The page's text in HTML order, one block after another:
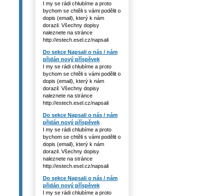
I my se rádi chlubíme a proto
bychom se chtěli s vámi podělit o
dopis (email), který k nám
dorazil. Všechny dopisy
naleznete na stránce
http://estech.esel.cz/napsali
Do sekce Napsali o nás / nám
přidán nový příspěvek
I my se rádi chlubíme a proto
bychom se chtěli s vámi podělit o
dopis (email), který k nám
dorazil. Všechny dopisy
naleznete na stránce
http://estech.esel.cz/napsali
Do sekce Napsali o nás / nám
přidán nový příspěvek
I my se rádi chlubíme a proto
bychom se chtěli s vámi podělit o
dopis (email), který k nám
dorazil. Všechny dopisy
naleznete na stránce
http://estech.esel.cz/napsali
Do sekce Napsali o nás / nám
přidán nový příspěvek
I my se rádi chlubíme a proto